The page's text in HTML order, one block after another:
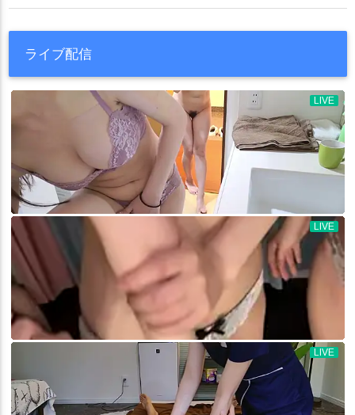
ライブ配信